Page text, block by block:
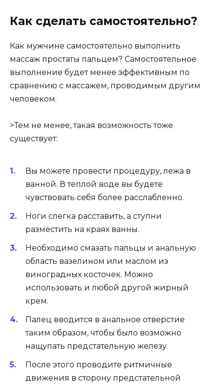
Как сделать самостоятельно?
Как мужчине самостоятельно выполнить
массаж простаты пальцем? Самостоятельное
выполнение будет менее эффективным по
сравнению с массажем, проводимым другим
человеком.
>Тем не менее, такая возможность тоже
существует:
Вы можете провести процедуру, лежа в
ванной. В теплой воде вы будете
чувствовать себя более расслабленно.
Ноги слегка расставить, а ступни
разместить на краях ванны.
Необходимо смазать пальцы и анальную
область вазелином или маслом из
виноградных косточек. Можно
использовать и любой другой жирный
крем.
Палец вводится в анальное отверстие
таким образом, чтобы было возможно
нащупать предстательную железу.
После этого проводите ритмичные
движения в сторону предстательной